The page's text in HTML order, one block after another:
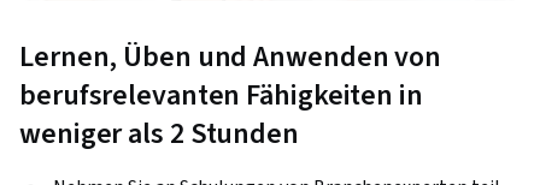
Lernen, Üben und Anwenden von
berufsrelevanten Fähigkeiten in
weniger als 2 Stunden